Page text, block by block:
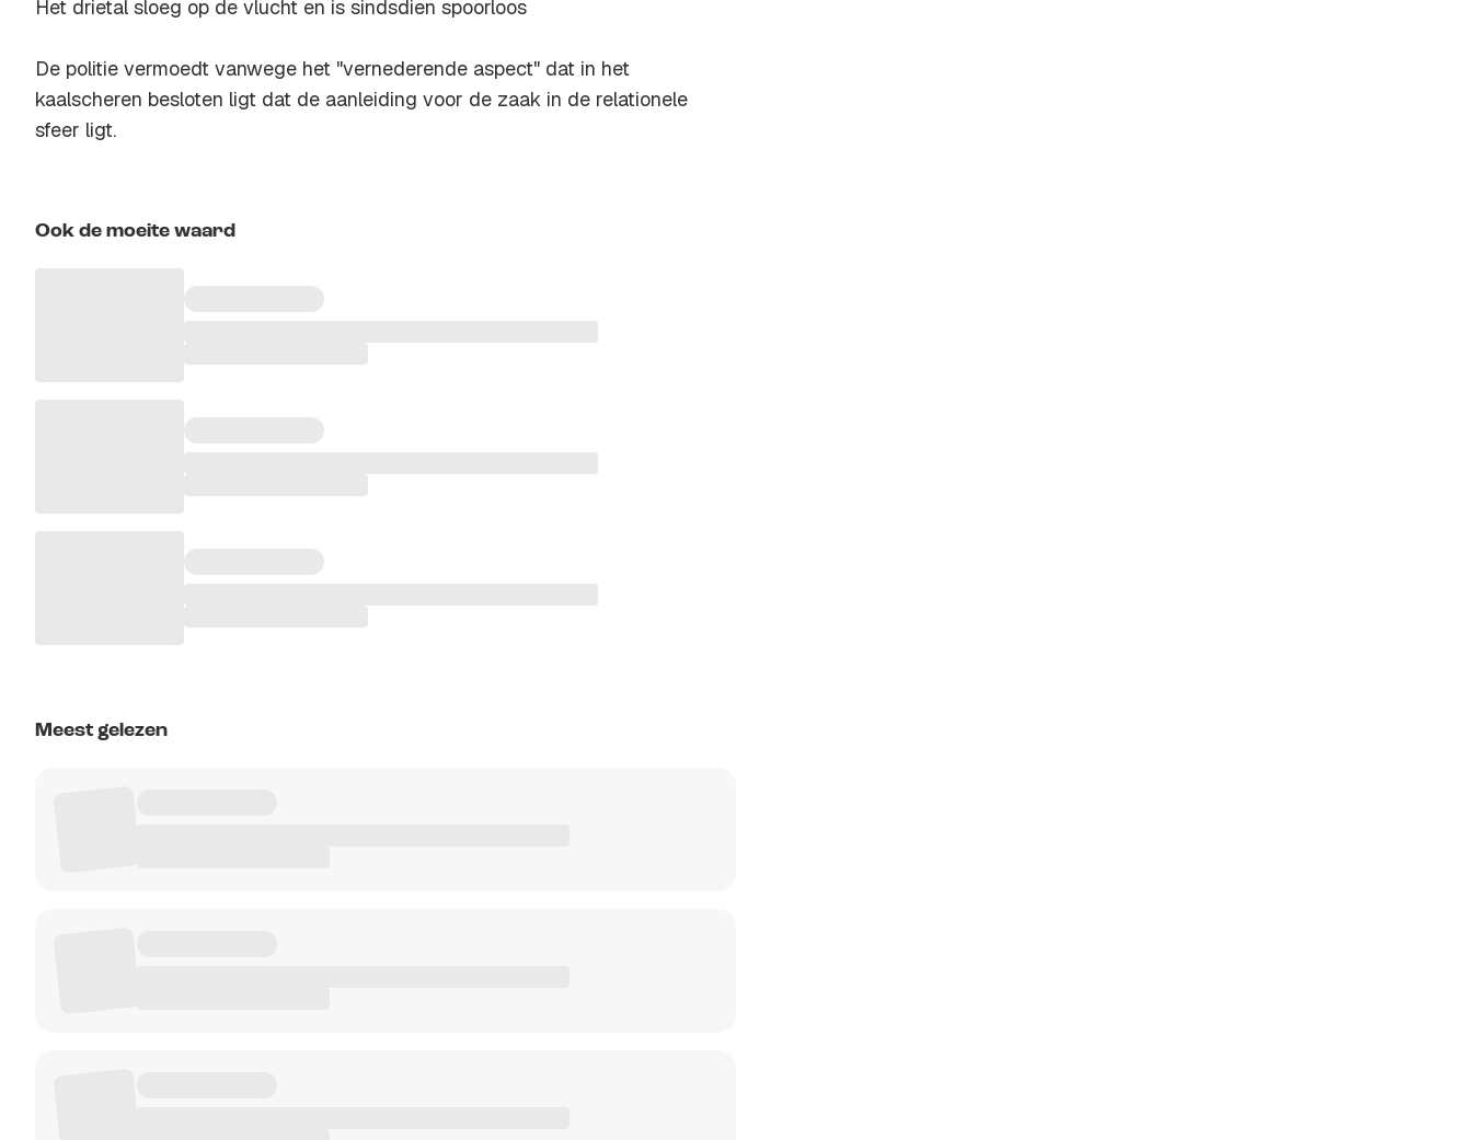
Het drietal sloeg op de vlucht en is sindsdien spoorloos
De politie vermoedt vanwege het "vernederende aspect" dat in het
kaalscheren besloten ligt dat de aanleiding voor de zaak in de relationele
sfeer ligt.
Ook de moeite waard
Meest gelezen